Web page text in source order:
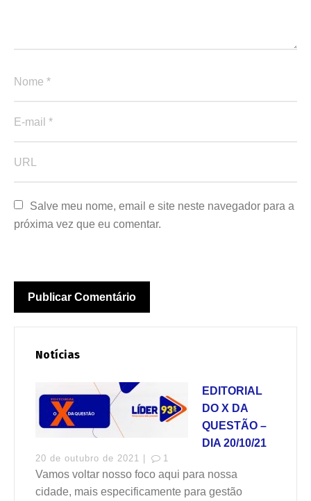
Salve meu nome, email e site neste navegador para a
próxima vez que eu comentar.
Notícias
EDITORIAL
DO X DA
QUESTÃO –
DIA 20/10/21
20 de outubro de 2021 | 1
Vamos voltar nosso foco aqui para nossa
cidade, mais especificamente para gestão